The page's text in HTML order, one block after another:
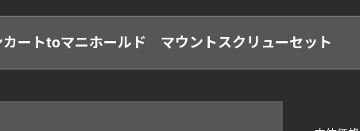
カートtoマニホールド マウントスクリューセット